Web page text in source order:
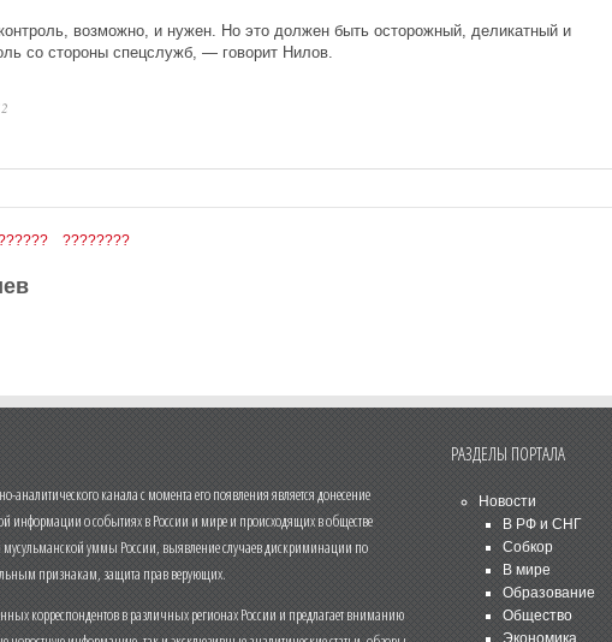
возможно, и нужен. Но это должен быть осторожный, деликатный и
со стороны спецслужб, — говорит Нилов.
????????
канала с момента его появления является донесение
информации о событиях в России и мире и происходящих в обществе
мусульманской уммы России, выявление случаев дискриминации по
признакам, защита прав верующих.
корреспондентов в различных регионах России и предлагает вниманию
РАЗДЕЛЫ ПОРТАЛА
Новости
В РФ и СНГ
Собкор
В мире
Образование
Общество